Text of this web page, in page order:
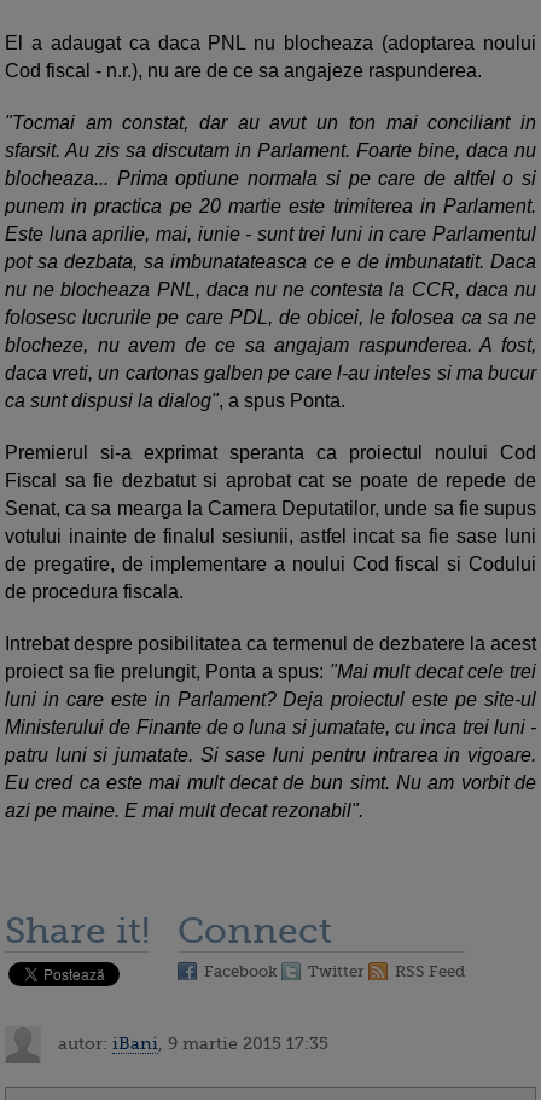
El a adaugat ca daca PNL nu blocheaza (adoptarea noului
Cod fiscal - n.r.), nu are de ce sa angajeze raspunderea.
"Tocmai am constat, dar au avut un ton mai conciliant in
sfarsit. Au zis sa discutam in Parlament. Foarte bine, daca nu
blocheaza... Prima optiune normala si pe care de altfel o si
punem in practica pe 20 martie este trimiterea in Parlament.
Este luna aprilie, mai, iunie - sunt trei luni in care Parlamentul
pot sa dezbata, sa imbunatateasca ce e de imbunatatit. Daca
nu ne blocheaza PNL, daca nu ne contesta la CCR, daca nu
folosesc lucrurile pe care PDL, de obicei, le folosea ca sa ne
blocheze, nu avem de ce sa angajam raspunderea. A fost,
daca vreti, un cartonas galben pe care l-au inteles si ma bucur
ca sunt dispusi la dialog", a spus Ponta.
Premierul si-a exprimat speranta ca proiectul noului Cod
Fiscal sa fie dezbatut si aprobat cat se poate de repede de
Senat, ca sa mearga la Camera Deputatilor, unde sa fie supus
votului inainte de finalul sesiunii, astfel incat sa fie sase luni
de pregatire, de implementare a noului Cod fiscal si Codului
de procedura fiscala.
Intrebat despre posibilitatea ca termenul de dezbatere la acest
proiect sa fie prelungit, Ponta a spus: "Mai mult decat cele trei
luni in care este in Parlament? Deja proiectul este pe site-ul
Ministerului de Finante de o luna si jumatate, cu inca trei luni -
patru luni si jumatate. Si sase luni pentru intrarea in vigoare.
Eu cred ca este mai mult decat de bun simt. Nu am vorbit de
azi pe maine. E mai mult decat rezonabil".
Share it! Connect
Facebook Twitter RSS Feed
autor: iBani , 9 martie 2015 17:35